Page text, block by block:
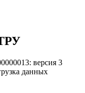
версия 3
данных